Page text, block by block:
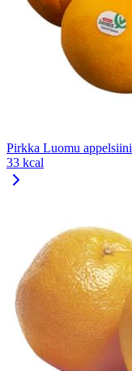
Pirkka Luomu appelsiini
33 kcal